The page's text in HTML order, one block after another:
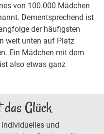
von 100.000 Mädchen
Dementsprechend ist
der häufigsten
weit unten auf Platz
Ein Mädchen mit dem
ist also etwas ganz
das Glück
und